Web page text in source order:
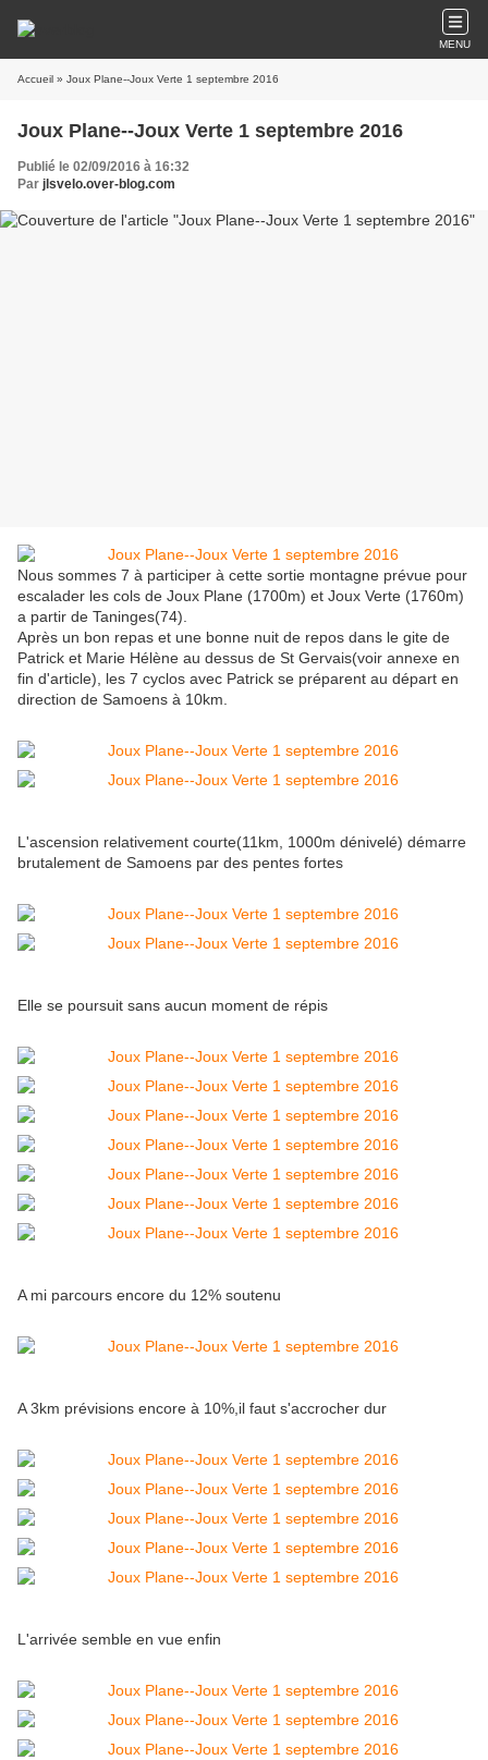
MENU
Accueil » Joux Plane--Joux Verte 1 septembre 2016
Joux Plane--Joux Verte 1 septembre 2016
Publié le 02/09/2016 à 16:32
Par jlsvelo.over-blog.com
Nous sommes 7 à participer à cette sortie montagne prévue pour
escalader les cols de Joux Plane (1700m) et Joux Verte (1760m)
a partir de Taninges(74).
Après un bon repas et une bonne nuit de repos dans le gite de
Patrick et Marie Hélène au dessus de St Gervais(voir annexe en
fin d'article), les 7 cyclos avec Patrick se préparent au départ en
direction de Samoens à 10km.
L'ascension relativement courte(11km, 1000m dénivelé) démarre
brutalement de Samoens par des pentes fortes
Elle se poursuit sans aucun moment de répis
A mi parcours encore du 12% soutenu
A 3km prévisions encore à 10%,il faut s'accrocher dur
L'arrivée semble en vue enfin